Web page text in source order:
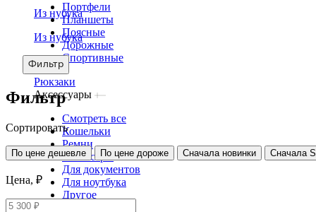
Портфели
Планшеты
Поясные
Дорожные
Спортивные
Рюкзаки
Аксессуары
Смотреть все
Кошельки
Ремни
Несессеры
Для документов
Для ноутбука
Другое
Из нубука
Из нубука
Фильтр
Фильтр
Сортировать
По цене дешевле По цене дороже Сначала новинки Сначала
Цена, ₽